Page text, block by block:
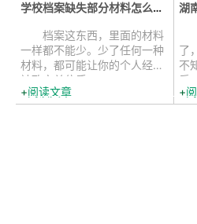
学校档案缺失部分材料怎么补？解决...
档案这东西，里面的材料
一样都不能少。少了任何一种
材料，都可能让你的个人经历
被政审单位质...
阅读文章
了
不
后